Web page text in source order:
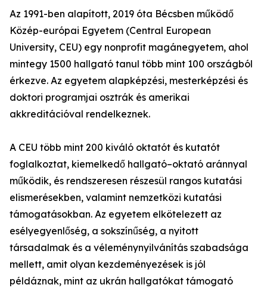
Az 1991-ben alapított, 2019 óta Bécsben működő
Közép-európai Egyetem (Central European
University, CEU) egy nonprofit magánegyetem, ahol
mintegy 1500 hallgató tanul több mint 100 országból
érkezve. Az egyetem alapképzési, mesterképzési és
doktori programjai osztrák és amerikai
akkreditációval rendelkeznek.
A CEU több mint 200 kiváló oktatót és kutatót
foglalkoztat, kiemelkedő hallgató–oktató aránnyal
működik, és rendszeresen részesül rangos kutatási
elismerésekben, valamint nemzetközi kutatási
támogatásokban. Az egyetem elkötelezett az
esélyegyenlőség, a sokszínűség, a nyitott
társadalmak és a véleménynyilvánítás szabadsága
mellett, amit olyan kezdeményezések is jól
példáznak, mint az ukrán hallgatókat támogató